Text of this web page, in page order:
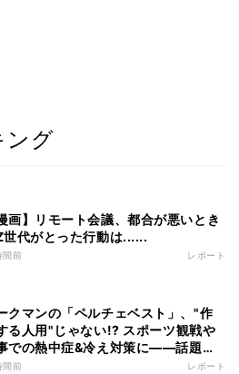
ング
画】リモート会議、都合が悪いとき
世代がとった行動は......
間前 レポート
クマンの「ペルチェベスト」、"作
る人用"じゃない!? スポーツ観戦や
での熱中症&冷え対策に――話題の
を徹底検証
間前 レポート